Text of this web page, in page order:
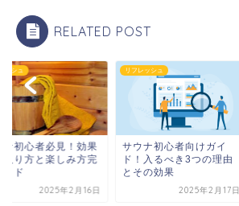
RELATED POST
ッシュ
ナ初心者向けガイ
入るべき3つの理由
効果
2025年2月17日
リフレッシュ
30代男性の疲れを癒す最
強リフレッシュ法｜サウ
ナ完全ガイド
2025年4月7日